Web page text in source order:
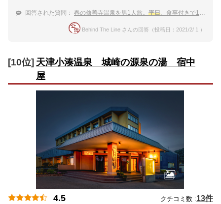
回答された質問： 春の修善寺温泉を男1人旅。 平日 、食事付きで15,000円以内で泊まれる宿
Behind The Line さんの回答（投稿日：2021/2/ 1 ）
[10位] 天津小湊温泉 城崎の源泉の湯 宿中
屋
4.5 クチコミ数 :13件